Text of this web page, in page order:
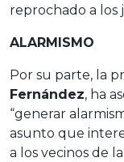
reprochado a los
ALARMISMO
Por su parte, la
Fernández, ha
“generar
asunto que
a los vecinos de